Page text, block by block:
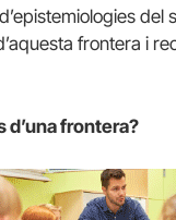
del
frontera i
d’una frontera?